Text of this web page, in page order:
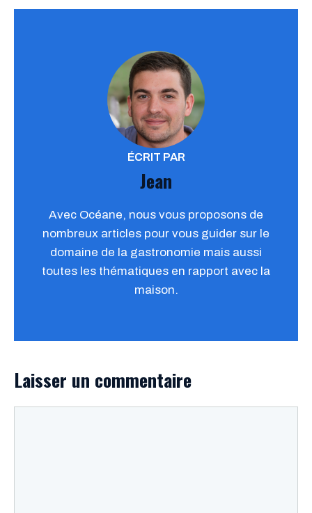
ÉCRIT PAR
Jean
Avec Océane, nous vous proposons de
nombreux articles pour vous guider sur le
domaine de la gastronomie mais aussi
toutes les thématiques en rapport avec la
maison.
Laisser un commentaire